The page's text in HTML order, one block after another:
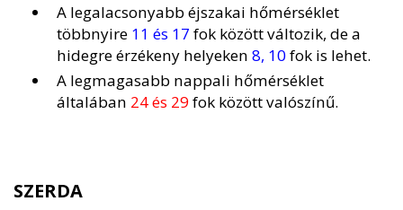
A legalacsonyabb éjszakai hőmérséklet
többnyire 11 és 17 fok között változik, de a
hidegre érzékeny helyeken 8, 10fok is lehet.
A legmagasabb nappali hőmérséklet
általában 24 és 29fok között valószínű.
SZERDA